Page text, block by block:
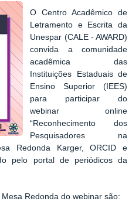
O Centro Acadêmico de
Letramento e Escrita da
Unespar (CALE - AWARD)
convida a comunidade
acadêmica das
Instituições Estaduais de
Ensino Superior (IEES)
para participar do
webinar online
“Reconhecimento dos
Pesquisadores na
Redonda Karger, ORCID e
pelo portal de periódicos da
Redonda do webinar são: